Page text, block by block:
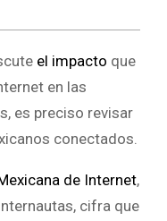
el impacto que
en las
es preciso revisar
conectados.
de Internet,
cifra que